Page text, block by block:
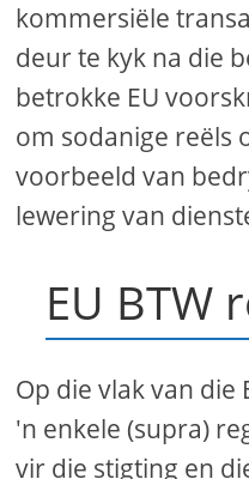
kommersiële
deur te kyk na die
betrokke EU
om sodanige reëls
voorbeeld van
lewering van
EU BTW
Op die vlak van die
'n enkele (supra)
vir die stigting en